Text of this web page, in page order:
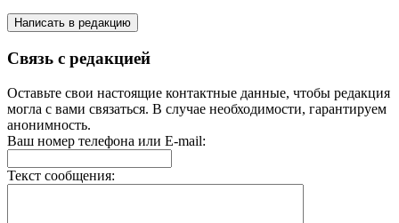
Написать в редакцию
Связь с редакцией
Оставьте свои настоящие контактные данные, чтобы редакция
могла с вами связаться. В случае необходимости, гарантируем
анонимность.
Ваш номер телефона или E-mail:
Текст сообщения: